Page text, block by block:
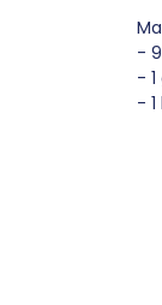
-
-
-